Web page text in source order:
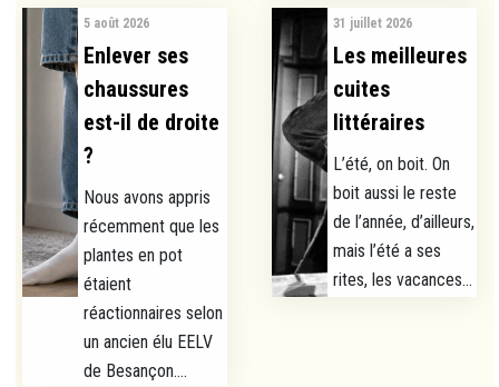
5 août 2026
Enlever ses
chaussures
est-il de droite
?
Nous avons appris
récemment que les
plantes en pot
étaient
réactionnaires selon
un ancien élu EELV
de Besançon....
31 juillet 2026
Les meilleures
cuites
littéraires
L’été, on boit. On
boit aussi le reste
de l’année, d’ailleurs,
mais l’été a ses
rites, les vacances...